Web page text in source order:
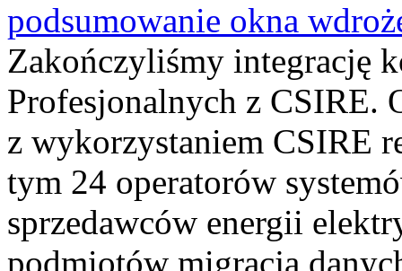
podsumowanie okna
Zakończyliśmy integrację
Profesjonalnych z CSIRE.
z wykorzystaniem CSIRE
tym 24 operatorów
sprzedawców energii
podmiotów migracja